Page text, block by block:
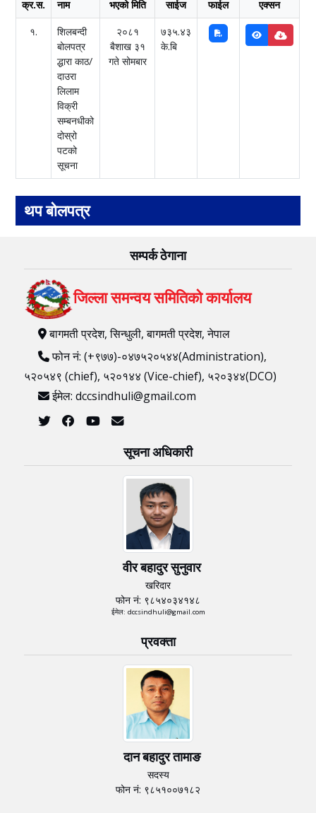
क्र.स.
नाम
भएको मिति
साईज
फाईल
एक्सन
१.
शिलबन्दी
बोलपत्र
द्धारा काठ/
दाउरा
लिलाम
विक्री
सम्बनधीको
दोस्रो
पटको
सूचना
२०८१
बैशाख ३१
गते सोमबार
७३५.४३
के.बि
थप बोलपत्र
सम्पर्क ठेगाना
जिल्ला समन्वय समितिको कार्यालय
बागमती प्रदेश, सिन्धुली, बागमती प्रदेश, नेपाल
फोन नं: (+९७७)-०४७५२०५४४(Administration),
५२०५४९ (chief), ५२०१४४ (Vice-chief), ५२०३४४(DCO)
ईमेल: dccsindhuli@gmail.com
सूचना अधिकारी
वीर बहादुर सुनुवार
खरिदार
फोन नं: ९८५४०३४१४८
ईमेल: dccsindhuli@gmail.com
प्रवक्ता
दान बहादुर तामाङ
सदस्य
फोन नं: ९८५१००७१८२